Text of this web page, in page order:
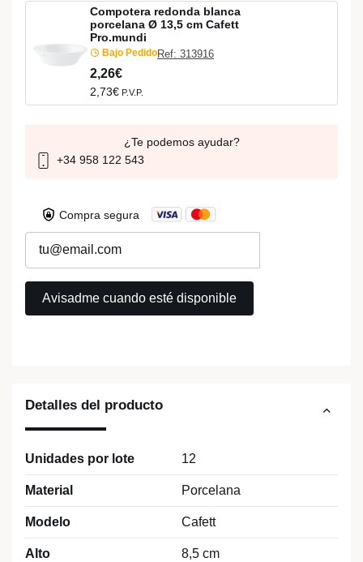
Detalles del producto
Unidades por lote 12
Material Porcelana
Modelo Cafett
Alto 8,5 cm
Compotera redonda blanca
porcelana Ø 13,5 cm Cafett
Pro.mundi
Bajo PedidoRef: 313916
2,26€
2,73€ P.V.P.
¿Te podemos ayudar?
+34 958 122 543
Compra segura